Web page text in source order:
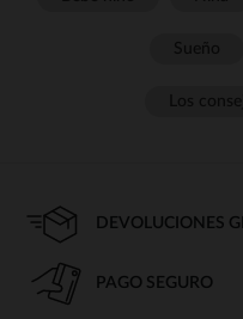
DEVOLUCIONES
PAGO SEGURO